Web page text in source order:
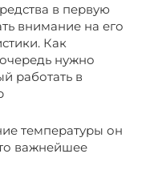
в первую
внимание на его
Как
нужно
работать в
температуры он
важнейшее